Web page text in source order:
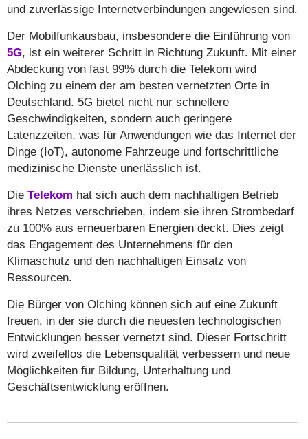
und zuverlässige Internetverbindungen angewiesen sind.
Der Mobilfunkausbau, insbesondere die Einführung von
5G, ist ein weiterer Schritt in Richtung Zukunft. Mit einer
Abdeckung von fast 99% durch die Telekom wird
Olching zu einem der am besten vernetzten Orte in
Deutschland. 5G bietet nicht nur schnellere
Geschwindigkeiten, sondern auch geringere
Latenzzeiten, was für Anwendungen wie das Internet der
Dinge (IoT), autonome Fahrzeuge und fortschrittliche
medizinische Dienste unerlässlich ist.
Die Telekom hat sich auch dem nachhaltigen Betrieb
ihres Netzes verschrieben, indem sie ihren Strombedarf
zu 100% aus erneuerbaren Energien deckt. Dies zeigt
das Engagement des Unternehmens für den
Klimaschutz und den nachhaltigen Einsatz von
Ressourcen.
Die Bürger von Olching können sich auf eine Zukunft
freuen, in der sie durch die neuesten technologischen
Entwicklungen besser vernetzt sind. Dieser Fortschritt
wird zweifellos die Lebensqualität verbessern und neue
Möglichkeiten für Bildung, Unterhaltung und
Geschäftsentwicklung eröffnen.